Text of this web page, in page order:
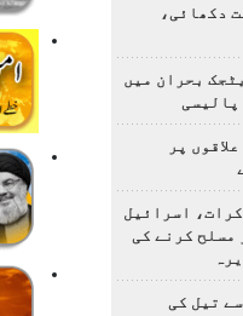
دکھائی،
بحران میں
پالیسی
پر
اسرائیل
مسلح کرنے کی
تیل کی